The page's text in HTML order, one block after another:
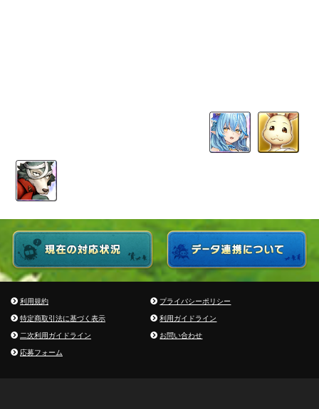
利用規約
プライバシーポリシー
特定商取引法に基づく表示
利用ガイドライン
二次利用ガイドライン
お問い合わせ
応募フォーム